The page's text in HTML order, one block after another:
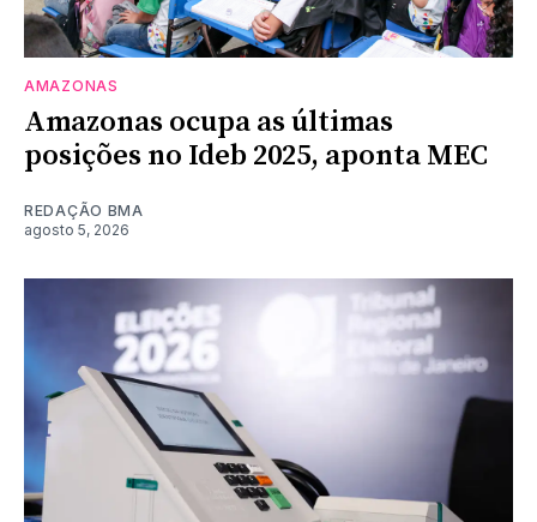
AMAZONAS
Amazonas ocupa as últimas
posições no Ideb 2025, aponta MEC
REDAÇÃO BMA
agosto 5, 2026